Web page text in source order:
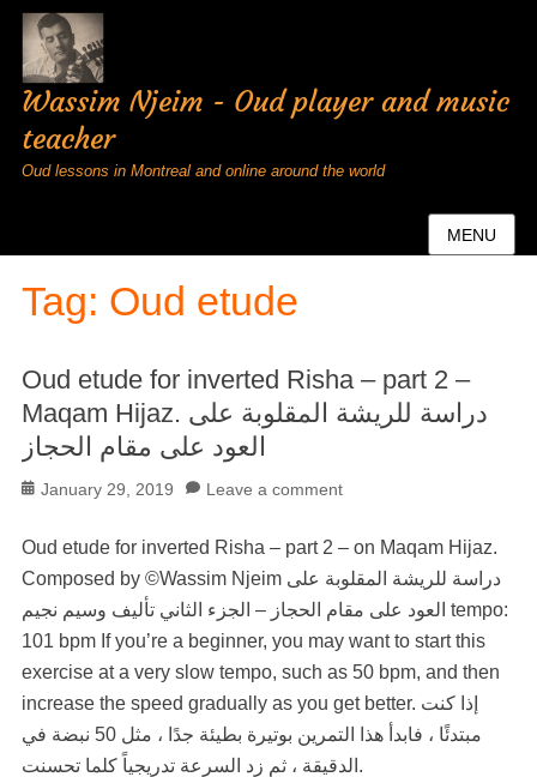
Wassim Njeim - Oud player and music
teacher
Oud lessons in Montreal and online around the world
MENU
Tag: Oud etude
Oud etude for inverted Risha – part 2 –
Maqam Hijaz. دراسة للريشة المقلوبة على
العود على مقام الحجاز
Posted
January 29, 2019 Leave a comment
Oud etude for inverted Risha – part 2 – on Maqam Hijaz.
Composed by ©Wassim Njeim دراسة للريشة المقلوبة على
العود على مقام الحجاز – الجزء الثاني تأليف وسيم نجيم tempo:
101 bpm If you’re a beginner, you may want to start this
exercise at a very slow tempo, such as 50 bpm, and then
increase the speed gradually as you get better. إذا كنت
مبتدئًا ، فابدأ هذا التمرين بوتيرة بطيئة جدًا ، مثل 50 نبضة في
الدقيقة ، ثم زد السرعة تدريجياً كلما تحسنت.